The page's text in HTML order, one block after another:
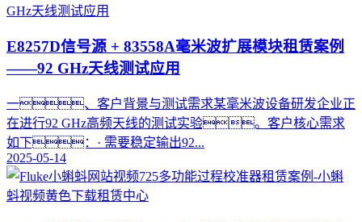
E8257D信号源 + 83558A毫米波扩展模块租赁案例
——92 GHz天线测试应用
一、客户背景与测试需求某毫米波设备研发企业正
在进行92 GHz高频天线的测试实验。客户核心需求
如下：· 需要稳定输出92...
2025-05-14